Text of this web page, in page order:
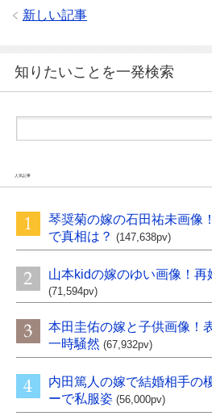
新しい記事
知りたいことを一発検索
人気記事
琴奨菊の嫁の石田祐未画像
で真相は？ (147,638pv)
山本kidの嫁のゆい画像！再
(71,594pv)
本田圭佑の嫁と子供画像！
一時騒然 (67,932pv)
内田篤人の嫁で結婚相手の
ーで私服姿 (56,000pv)